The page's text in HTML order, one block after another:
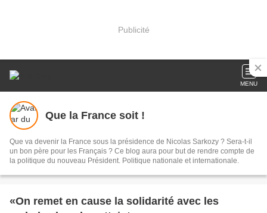
Publicité
MENU
Que la France soit !
Que va devenir la France sous la présidence de Nicolas Sarkozy ? Sera-t-il
un bon père pour les Français ? Ce blog aura pour but de rendre compte de
la politique du nouveau Président. Politique nationale et internationale.
«On remet en cause la solidarité avec les